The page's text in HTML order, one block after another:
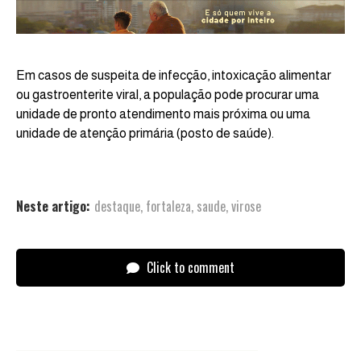
Em casos de suspeita de infecção, intoxicação alimentar
ou gastroenterite viral, a população pode procurar uma
unidade de pronto atendimento mais próxima ou uma
unidade de atenção primária (posto de saúde).
Neste artigo: destaque, fortaleza, saude,virose
Click to comment